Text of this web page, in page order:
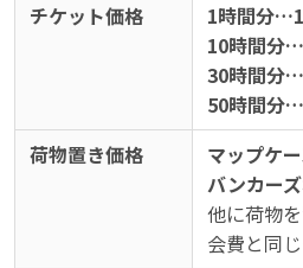
チケット価格
1時間分
10時間分
30時間分
50時間分
荷物置き価格
マップケ
バンカー
他に荷物
会費と同